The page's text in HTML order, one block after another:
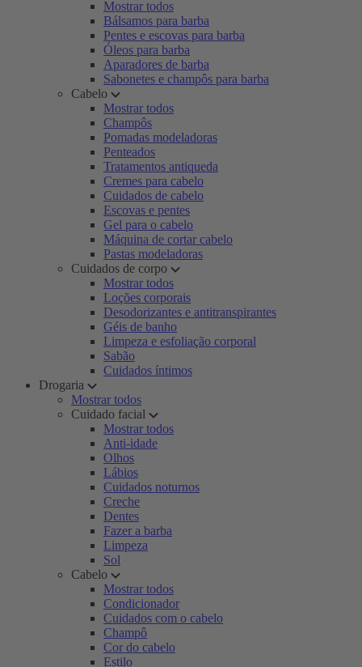
Mostrar todos
Bálsamos para barba
Pentes e escovas para barba
Óleos para barba
Aparadores de barba
Sabonetes e champôs para barba
Cabelo
Mostrar todos
Champôs
Pomadas modeladoras
Penteados
Tratamentos antiqueda
Cremes para cabelo
Cuidados de cabelo
Escovas e pentes
Gel para o cabelo
Máquina de cortar cabelo
Pastas modeladoras
Cuidados de corpo
Mostrar todos
Loções corporais
Desodorizantes e antitranspirantes
Géis de banho
Limpeza e esfoliação corporal
Sabão
Cuidados íntimos
Drogaria
Mostrar todos
Cuidado facial
Mostrar todos
Anti-idade
Olhos
Lábios
Cuidados noturnos
Creche
Dentes
Fazer a barba
Limpeza
Sol
Cabelo
Mostrar todos
Condicionador
Cuidados com o cabelo
Champô
Cor do cabelo
Estilo